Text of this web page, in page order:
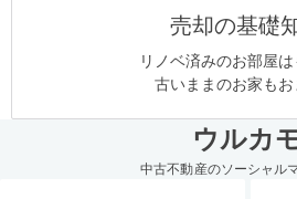
売却の基礎
リノベ済みのお部屋
古いままのお家も
ウルカ
中古不動産のソーシャル